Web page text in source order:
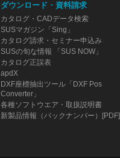
ダウンロード・資料請求
カタログ・CADデータ検索
SUSマガジン「Sing」
カタログ請求・セミナー申込み
SUSの旬な情報 「SUS NOW」
カタログ正誤表
apdX
DXF座標抽出ツール「DXF Pos
Converter」
各種ソフトウエア・取扱説明書
新製品情報（バックナンバー）[PDF]